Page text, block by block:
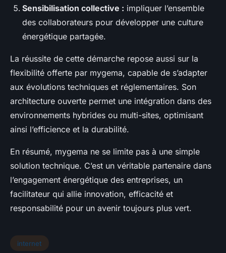
Sensibilisation collective : impliquer l’ensemble
des collaborateurs pour développer une culture
énergétique partagée.
La réussite de cette démarche repose aussi sur la
flexibilité offerte par mygema, capable de s’adapter
aux évolutions techniques et réglementaires. Son
architecture ouverte permet une intégration dans des
environnements hybrides ou multi-sites, optimisant
ainsi l’efficience et la durabilité.
En résumé, mygema ne se limite pas à une simple
solution technique. C’est un véritable partenaire dans
l’engagement énergétique des entreprises, un
facilitateur qui allie innovation, efficacité et
responsabilité pour un avenir toujours plus vert.
internet